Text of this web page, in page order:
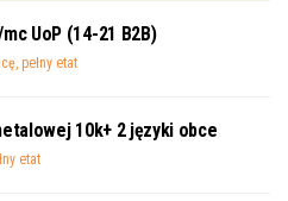
UoP (14-21 B2B)
pełny etat
10k+ 2 języki obce
etat